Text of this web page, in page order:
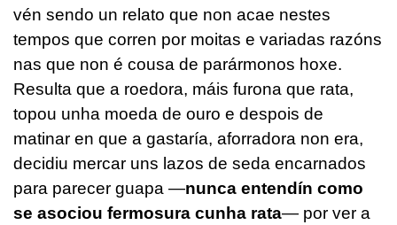
vén sendo un relato que non acae nestes
tempos que corren por moitas e variadas razóns
nas que non é cousa de parármonos hoxe.
Resulta que a roedora, máis furona que rata,
topou unha moeda de ouro e despois de
matinar en que a gastaría, aforradora non era,
decidiu mercar uns lazos de seda encarnados
para parecer guapa —nunca entendín como
se asociou fermosura cunha rata— por ver a